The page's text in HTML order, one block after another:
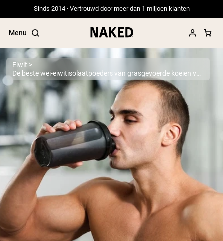
Sinds 2014 · Vertrouwd door meer dan 1 miljoen klanten
Menu
Populaire Zoektermen
”Protein Powder“
”Overnight Oats“
”Vegan protein“
”Collagen“
”Micellar Casein“
PROTEIN POWDERSBest Seller
Erwteneiwit
Grasgevoerd Wei Eiwit Poeder
Collageenpeptiden
Chocolade Grasgevoerde Wei
Vanille grasgevoerde wei
Eiwit